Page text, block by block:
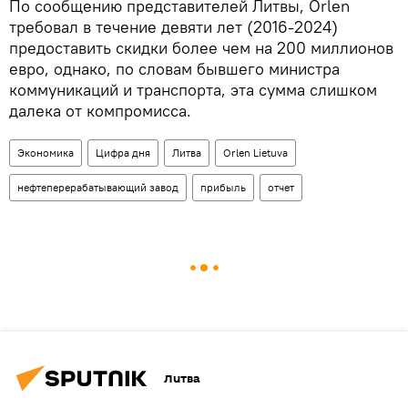
По сообщению представителей Литвы, Orlen
требовал в течение девяти лет (2016-2024)
предоставить скидки более чем на 200 миллионов
евро, однако, по словам бывшего министра
коммуникаций и транспорта, эта сумма слишком
далека от компромисса.
Экономика Цифра дня Литва Orlen Lietuva
нефтеперерабатывающий завод прибыль отчет
Литва